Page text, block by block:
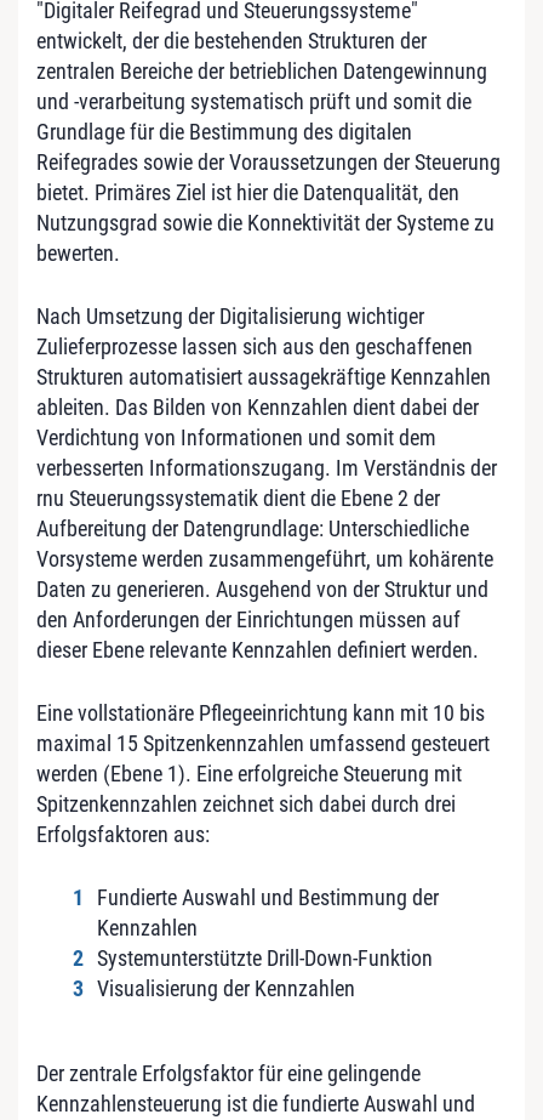
"Digitaler Reifegrad und Steuerungssysteme"
entwickelt, der die bestehenden Strukturen der
zentralen Bereiche der betrieblichen Datengewinnung
und -verarbeitung systematisch prüft und somit die
Grundlage für die Bestimmung des digitalen
Reifegrades sowie der Voraussetzungen der Steuerung
bietet. Primäres Ziel ist hier die Datenqualität, den
Nutzungsgrad sowie die Konnektivität der Systeme zu
bewerten.
Nach Umsetzung der Digitalisierung wichtiger
Zulieferprozesse lassen sich aus den geschaffenen
Strukturen automatisiert aussagekräftige Kennzahlen
ableiten. Das Bilden von Kennzahlen dient dabei der
Verdichtung von Informationen und somit dem
verbesserten Informationszugang. Im Verständnis der
rnu Steuerungssystematik dient die Ebene 2 der
Aufbereitung der Datengrundlage: Unterschiedliche
Vorsysteme werden zusammengeführt, um kohärente
Daten zu generieren. Ausgehend von der Struktur und
den Anforderungen der Einrichtungen müssen auf
dieser Ebene relevante Kennzahlen definiert werden.
Eine vollstationäre Pflegeeinrichtung kann mit 10 bis
maximal 15 Spitzenkennzahlen umfassend gesteuert
werden (Ebene 1). Eine erfolgreiche Steuerung mit
Spitzenkennzahlen zeichnet sich dabei durch drei
Erfolgsfaktoren aus:
Fundierte Auswahl und Bestimmung der
Kennzahlen
Systemunterstützte Drill-Down-Funktion
Visualisierung der Kennzahlen
Der zentrale Erfolgsfaktor für eine gelingende
Kennzahlensteuerung ist die fundierte Auswahl und